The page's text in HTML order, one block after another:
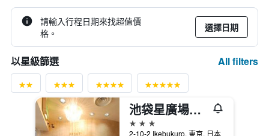
請輸入行程日期來找超值價
格。
選擇日期
以星級篩選 All filters
池袋星廣場飯店
3星級
2-10-2 Ikebukuro, 東京, 日本